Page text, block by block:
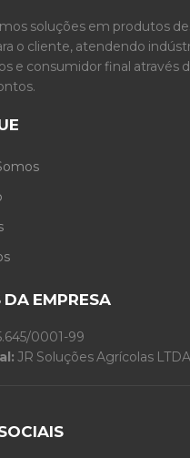
soluções em produtos
o cliente, atendendo
e consumidor final através
EMPRESA
0001-99
JR Soluções Agrícolas LTDA